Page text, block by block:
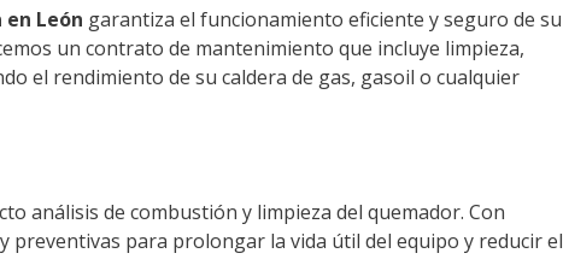
León garantiza el funcionamiento eficiente y seguro de su
un contrato de mantenimiento que incluye limpieza,
el rendimiento de su caldera de gas, gasoil o cualquier
análisis de combustión y limpieza del quemador. Con
preventivas para prolongar la vida útil del equipo y reducir el